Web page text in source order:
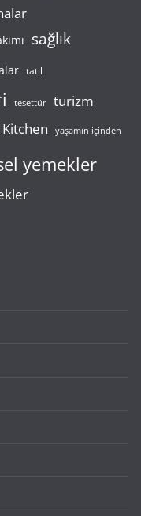
sağlık
tatil
tesettür turizm
yaşamın içinden
yemekler